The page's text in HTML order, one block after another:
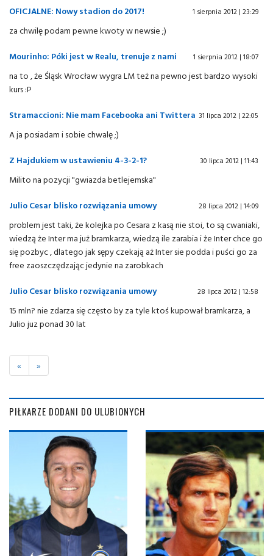
OFICJALNE: Nowy stadion do 2017!
1 sierpnia 2012 | 23:29
za chwilę podam pewne kwoty w newsie ;)
Mourinho: Póki jest w Realu, trenuje z nami
1 sierpnia 2012 | 18:07
na to , że Śląsk Wrocław wygra LM też na pewno jest bardzo wysoki
kurs :P
Stramaccioni: Nie mam Facebooka ani Twittera 31 lipca 2012 | 22:05
A ja posiadam i sobie chwalę ;)
Z Hajdukiem w ustawieniu 4-3-2-1?
30 lipca 2012 | 11:43
Milito na pozycji "gwiazda betlejemska"
Julio Cesar blisko rozwiązania umowy
28 lipca 2012 | 14:09
problem jest taki, że kolejka po Cesara z kasą nie stoi, to są cwaniaki,
wiedzą że Inter ma już bramkarza, wiedzą ile zarabia i że Inter chce go
się pozbyc , dlatego jak sępy czekają aż Inter sie podda i puści go za
free zaoszczędzając jedynie na zarobkach
Julio Cesar blisko rozwiązania umowy
28 lipca 2012 | 12:58
15 mln? nie zdarza się często by za tyle ktoś kupował bramkarza, a
Julio juz ponad 30 lat
« »
PIŁKARZE DODANI DO ULUBIONYCH